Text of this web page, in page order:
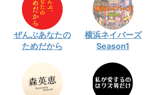
ぜんぶあなたの
ためだから
横浜ネイバーズ
Season1